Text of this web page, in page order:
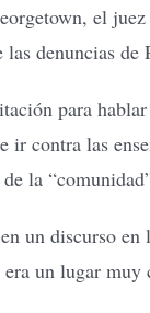
el
las denuncias
para
ir contra las
la
un discurso
un lugar